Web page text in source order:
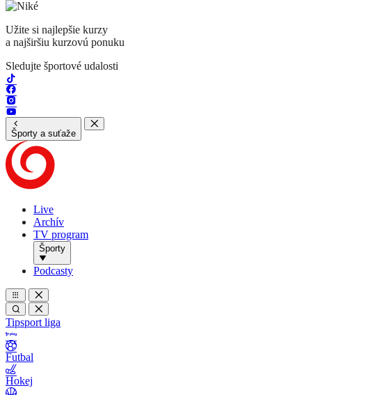
Užite si najlepšie kurzy
a najširšiu kurzovú ponuku
Sledujte športové udalosti
Športy a suťaže
Live
Archív
TV program
Športy
Podcasty
Tipsport liga
Futbal
Hokej